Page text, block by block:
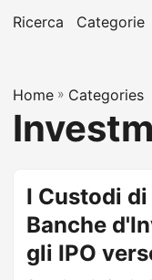
Ricerca Categorie
Home » Categories
I Custodi
Banche
gli IPO